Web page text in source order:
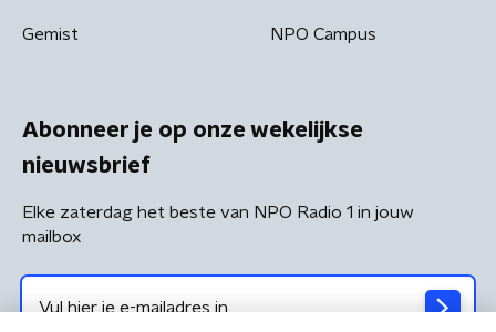
Gemist NPO Campus
Abonneer je op onze wekelijkse
nieuwsbrief
Elke zaterdag het beste van NPO Radio 1 in jouw
mailbox